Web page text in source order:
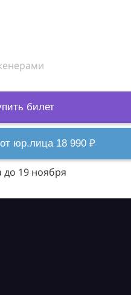
билет
юр.лица 18 990 ₽
до 19 ноября